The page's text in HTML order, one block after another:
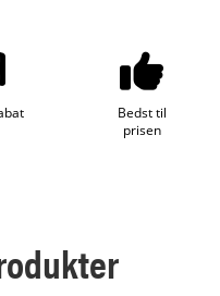
Bedst til
prisen